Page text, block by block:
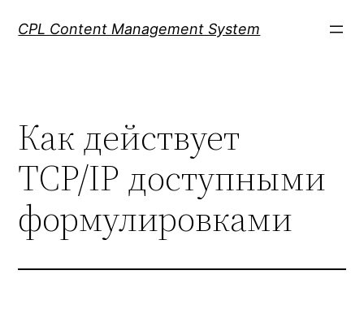
CPL Content Management System
Как действует
TCP/IP доступными
формулировками